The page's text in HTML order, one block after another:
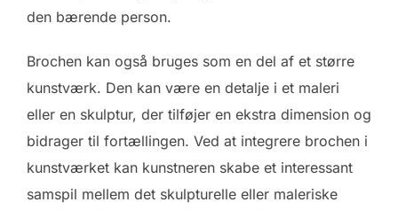
den bærende person.
Brochen kan også bruges som en del af et større
kunstværk. Den kan være en detalje i et maleri
eller en skulptur, der tilføjer en ekstra dimension og
bidrager til fortællingen. Ved at integrere brochen i
kunstværket kan kunstneren skabe et interessant
samspil mellem det skulpturelle eller maleriske